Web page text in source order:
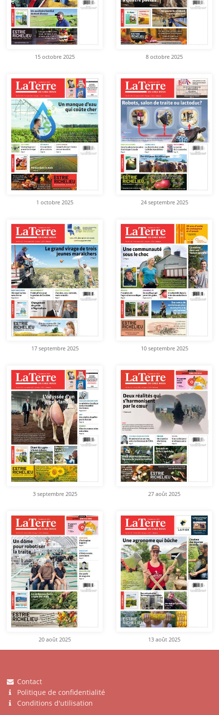
15 octobre 2025 8 octobre 2025
1 octobre 2025 24 septembre 2025
17 septembre 2025 10 septembre 2025
3 septembre 2025 27 août 2025
20 août 2025 13 août 2025
Contact
Politique de confidentialité
Conditions d'utilisation